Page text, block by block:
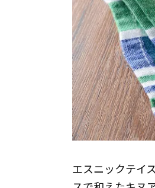
エスニックテイ